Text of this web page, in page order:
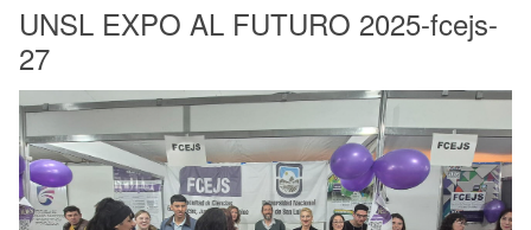
UNSL EXPO AL FUTURO 2025-fcejs-
27